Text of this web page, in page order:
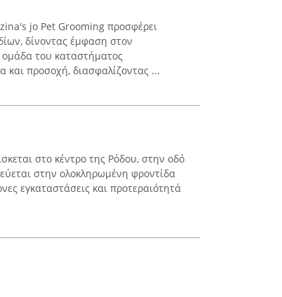
jo Pet Grooming προσφέρει
δίνοντας έμφαση στον
του καταστήματος
και προσοχή, διασφαλίζοντας ...
στο κέντρο της Ρόδου, στην οδό
στην ολοκληρωμένη φροντίδα
εγκαταστάσεις και προτεραιότητά